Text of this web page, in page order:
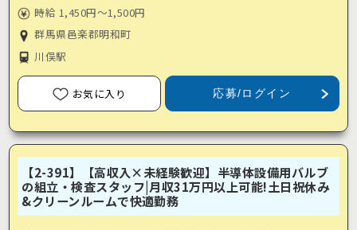
時給 1,450円～1,500円
群馬県邑楽郡明和町
川俣駅
お気に入り 応募/ログイン
【2-391】【高収入×未経験歓迎】半導体設備用バルブ
の組立・検査スタッフ|月収31万円以上可能!土日祝休み
&クリーンルームで快適勤務